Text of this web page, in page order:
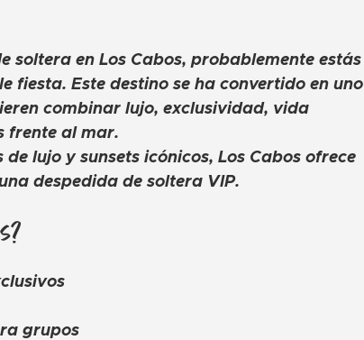
soltera en Los Cabos, probablemente estás
fiesta. Este destino se ha convertido en uno
combinar lujo, exclusividad, vida
frente al mar.
lujo y sunsets icónicos, Los Cabos ofrece
despedida de soltera VIP.
grupos